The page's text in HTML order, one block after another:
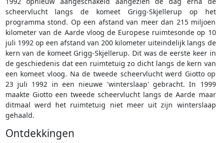
scheervlucht langs de komeet Grigg-Skjellerup op het
programma stond. Op een afstand van meer dan 215 miljoen
kilometer van de Aarde vloog de Europese ruimtesonde op 10
juli 1992 op een afstand van 200 kilometer uiteindelijk langs de
kern van de komeet Grigg-Skjellerup. Dit was de eerste keer in
de geschiedenis dat een ruimtetuig zo dicht langs de kern van
een komeet vloog. Na de tweede scheervlucht werd Giotto op
23 juli 1992 in een nieuwe 'winterslaap' gebracht. In 1999
maakte Giotto een tweede scheervlucht langs de Aarde maar
ditmaal werd het ruimtetuig niet meer uit zijn winterslaap
gehaald.
Ontdekkingen